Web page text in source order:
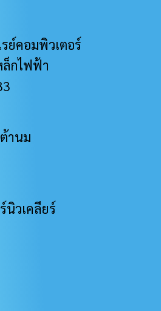
ย์คอมพิวเตอร์
กไฟฟ้า
านม
นิวเคลียร์